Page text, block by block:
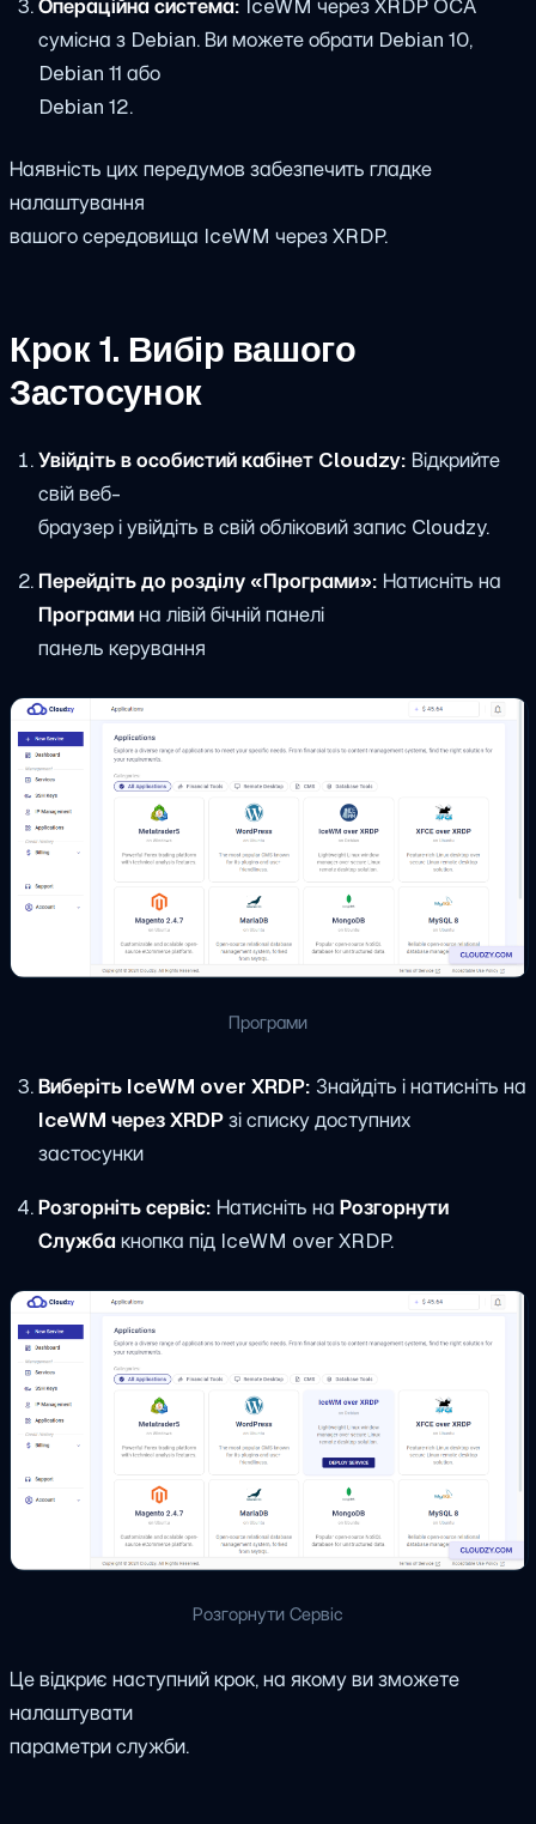
Операційна система: IceWM через XRDP OCA
сумісна з Debian. Ви можете обрати Debian 10,
Debian 11 або
Debian 12.
Наявність цих передумов забезпечить гладке
налаштування
вашого середовища IceWM через XRDP.
Крок 1. Вибір вашого
Застосунок
Увійдіть в особистий кабінет Cloudzy: Відкрийте
свій веб-
браузер і увійдіть в свій обліковий запис Cloudzy.
Перейдіть до розділу «Програми»: Натисніть на
Програмина лівій бічній панелі
панель керування
Програми
Виберіть IceWM over XRDP: Знайдіть і натисніть на
IceWM через XRDPзі списку доступних
застосунки
Розгорніть сервіс: Натисніть на Розгорнути
Службакнопка під IceWM over XRDP.
Розгорнути Сервіс
Це відкриє наступний крок, на якому ви зможете
налаштувати
параметри служби.